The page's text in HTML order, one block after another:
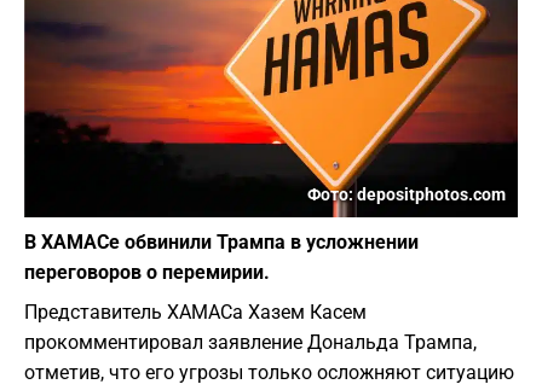
Фото: depositphotos.com
В ХАМАСе обвинили Трампа в усложнении
переговоров о перемирии.
Представитель ХАМАСа Хазем Касем
прокомментировал заявление Дональда Трампа,
отметив, что его угрозы только осложняют ситуацию